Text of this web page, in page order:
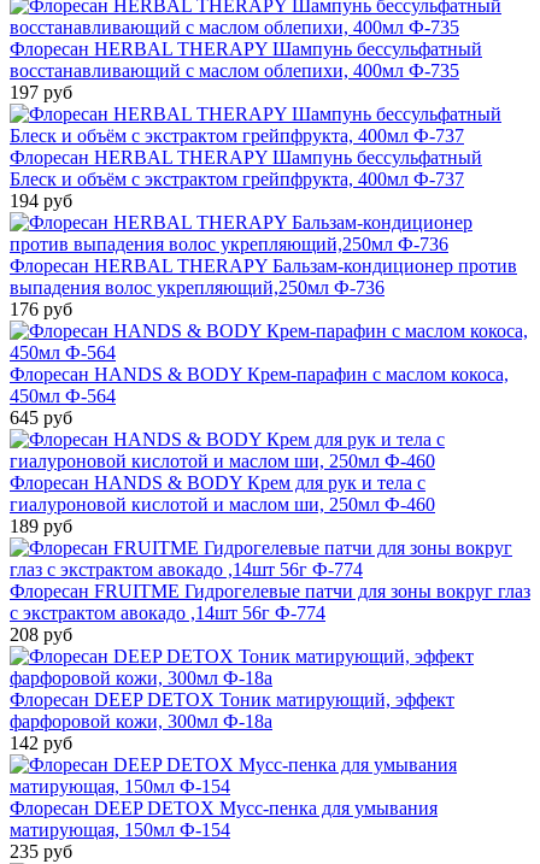
Флоресан HERBAL THERAPY Шампунь бессульфатный
восстанавливающий с маслом облепихи, 400мл Ф-735
197 руб
Флоресан HERBAL THERAPY Шампунь бессульфатный
Блеск и объём с экстрактом грейпфрукта, 400мл Ф-737
194 руб
Флоресан HERBAL THERAPY Бальзам-кондиционер против
выпадения волос укрепляющий,250мл Ф-736
176 руб
Флоресан HANDS & BODY Крем-парафин с маслом кокоса,
450мл Ф-564
645 руб
Флоресан HANDS & BODY Крем для рук и тела с
гиалуроновой кислотой и маслом ши, 250мл Ф-460
189 руб
Флоресан FRUITME Гидрогелевые патчи для зоны вокруг глаз
с экстрактом авокадо ,14шт 56г Ф-774
208 руб
Флоресан DEEP DETOX Тоник матирующий, эффект
фарфоровой кожи, 300мл Ф-18a
142 руб
Флоресан DEEP DETOX Мусс-пенка для умывания
матирующая, 150мл Ф-154
235 руб